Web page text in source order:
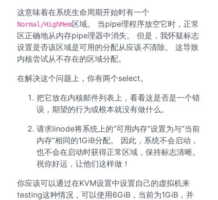
这意味着在系统生命周期开始时有一个
Normal/HighMem区域。 当pipe理程序放空它时，正常
区正确地从内存pipe理器中消失。 但是，我怀疑标志
设置是否该区域是可用的分配从应该不清除。 这导致
内核尝试从不存在的区域分配。
在解决这个问题上，你有两个select。
把它放在内核邮件列表上，看看这是否是一个错
误，期望的行为或根本就没有做什么。
请求linode将系统上的“可用内存”设置为与“当前
内存”相同的1GiB分配。 因此，系统不会启动，
也不会在启动时获得正常区域，保持标志清晰。
祝你好运，让他们这样做！
你应该可以通过在KVM设置中设置自己的虚拟机来
testing这种情况，可以使用6GiB，当前为1GiB，并